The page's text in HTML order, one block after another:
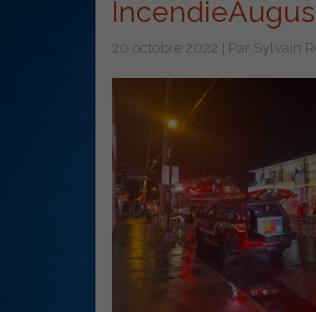
20 octobre 2022 | Par Sylvain